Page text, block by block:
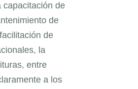
capacitación de
de
de
la
entre
a los